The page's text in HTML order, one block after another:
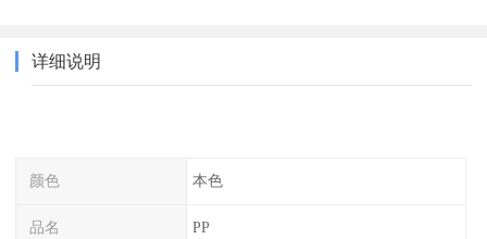
详细说明
颜色 本色
品名 PP